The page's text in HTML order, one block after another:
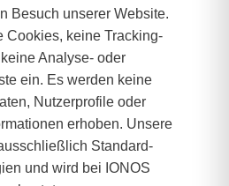
Besuch unserer Website.
Cookies, keine Tracking-
Analyse- oder
ein. Es werden keine
Nutzerprofile oder
erhoben. Unsere
Standard-
und wird bei IONOS